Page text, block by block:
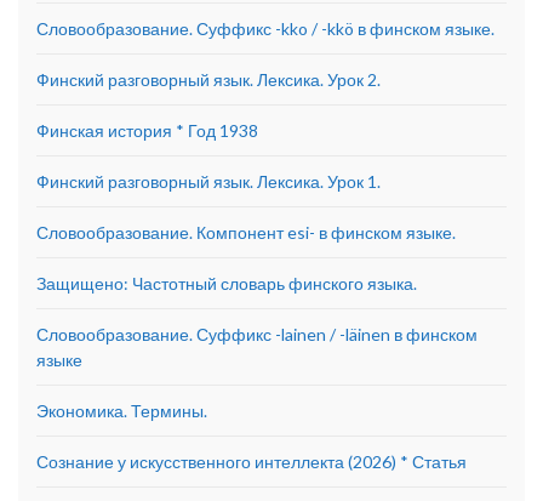
Словообразование. Суффикс -kko / -kkö в финском языке.
Финский разговорный язык. Лексика. Урок 2.
Финская история * Год 1938
Финский разговорный язык. Лексика. Урок 1.
Словообразование. Компонент esi- в финском языке.
Защищено: Частотный словарь финского языка.
Словообразование. Суффикс -lainen / -läinen в финском
языке
Экономика. Термины.
Сознание у искусственного интеллекта (2026) * Статья